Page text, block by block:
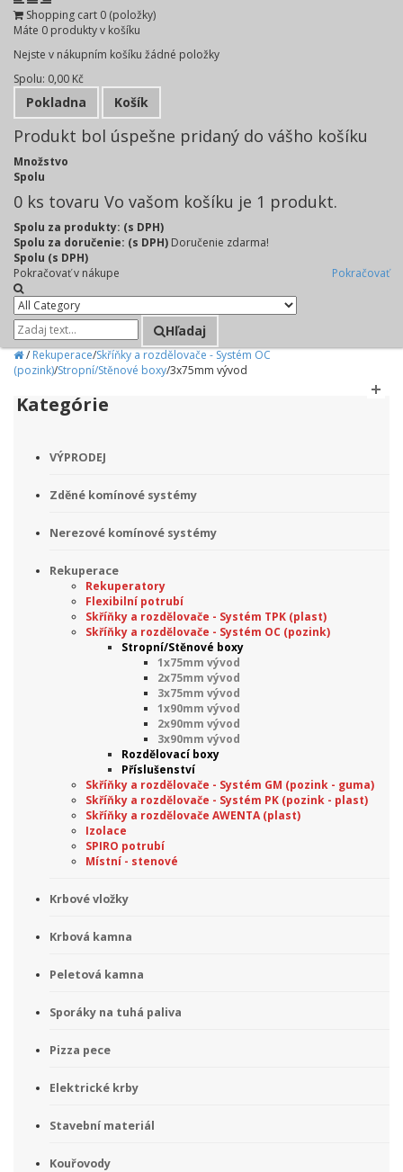
Shopping cart 0 (položky)
Máte 0 produkty v košíku
Nejste v nákupním košíku žádné položky
Spolu: 0,00 Kč
Pokladna Košík
Produkt bol úspešne pridaný do vášho košíku
Množstvo
Spolu
0 ks tovaru Vo vašom košíku je 1 produkt.
Spolu za produkty: (s DPH)
Spolu za doručenie: (s DPH) Doručenie zdarma!
Spolu (s DPH)
Pokračovať v nákupe
Pokračovať
Hľadaj
/ Rekuperace/Skříňky a rozdělovače - Systém OC
(pozink)/Stropní/Stěnové boxy/3x75mm vývod
Kategórie
VÝPRODEJ
Zděné komínové systémy
Nerezové komínové systémy
Rekuperace
Rekuperatory
Flexibilní potrubí
Skříňky a rozdělovače - Systém TPK (plast)
Skříňky a rozdělovače - Systém OC (pozink)
Stropní/Stěnové boxy
1x75mm vývod
2x75mm vývod
3x75mm vývod
1x90mm vývod
2x90mm vývod
3x90mm vývod
Rozdělovací boxy
Příslušenství
Skříňky a rozdělovače - Systém GM (pozink - guma)
Skříňky a rozdělovače - Systém PK (pozink - plast)
Skříňky a rozdělovače AWENTA (plast)
Izolace
SPIRO potrubí
Místní - stenové
Krbové vložky
Krbová kamna
Peletová kamna
Sporáky na tuhá paliva
Pizza pece
Elektrické krby
Stavební materiál
Kouřovody